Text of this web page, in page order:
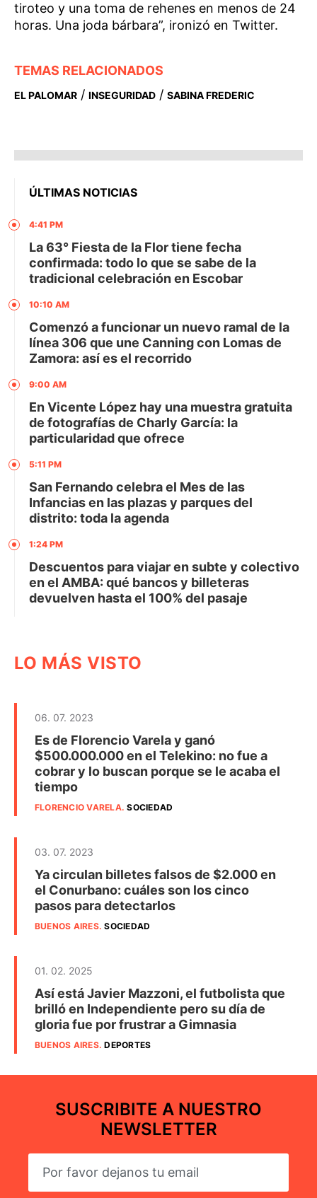
tiroteo y una toma de rehenes en menos de 24
horas. Una joda bárbara”, ironizó en Twitter.
TEMAS RELACIONADOS
EL PALOMAR / INSEGURIDAD / SABINA FREDERIC
ÚLTIMAS NOTICIAS
4:41 PM
La 63° Fiesta de la Flor tiene fecha
confirmada: todo lo que se sabe de la
tradicional celebración en Escobar
10:10 AM
Comenzó a funcionar un nuevo ramal de la
línea 306 que une Canning con Lomas de
Zamora: así es el recorrido
9:00 AM
En Vicente López hay una muestra gratuita
de fotografías de Charly García: la
particularidad que ofrece
5:11 PM
San Fernando celebra el Mes de las
Infancias en las plazas y parques del
distrito: toda la agenda
1:24 PM
Descuentos para viajar en subte y colectivo
en el AMBA: qué bancos y billeteras
devuelven hasta el 100% del pasaje
LO MÁS VISTO
06. 07. 2023
Es de Florencio Varela y ganó
$500.000.000 en el Telekino: no fue a
cobrar y lo buscan porque se le acaba el
tiempo
FLORENCIO VARELA.SOCIEDAD
03. 07. 2023
Ya circulan billetes falsos de $2.000 en
el Conurbano: cuáles son los cinco
pasos para detectarlos
BUENOS AIRES.SOCIEDAD
01. 02. 2025
Así está Javier Mazzoni, el futbolista que
brilló en Independiente pero su día de
gloria fue por frustrar a Gimnasia
BUENOS AIRES.DEPORTES
SUSCRIBITE A NUESTRO
NEWSLETTER